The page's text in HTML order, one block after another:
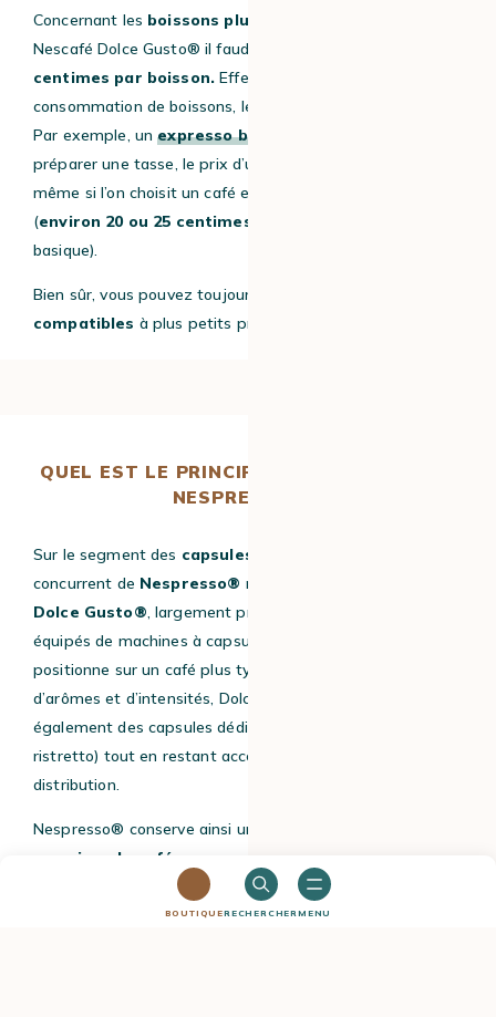
BOUTIQUERECHERCHERMENU
Concernant les boissons plus gourmandes
Nescafé Dolce Gusto® il faudra compter entre
centimes par boisson.Effectivement, suivant votre
consommation de boissons, le prix peut vite devenir élevé.
Par exemple, unexpresso broyeur
préparer une tasse, le prix d’un café reste bien inférieur,
même si l’on choisit un café en grain de torréfacteur
(environ 20 ou 25 centimes
basique).
Bien sûr, vous pouvez toujours trouver des
compatibles à plus petits prix !
QUEL EST LE PRINCIPAL CONCURRENT DE
NESPRESSO® ?
Sur le segment des capsules de café
concurrent de Nespresso® reste aujourd’hui
Dolce Gusto®, largement présent dans les foyers
équipés de machines à capsules. Si Nespresso® se
positionne sur un café plus typé, avec une recherche
d’arômes et d’intensités, Dolce Gusto® propose
également des capsules dédiées au café (espresso, lungo,
ristretto) tout en restant accessible et répandu dans la
distribution.
Nespresso® conserve ainsi une place forte sur le marché
premium du café en capsule
renforcée, notamment via le développement des
compatibles et l’offre Dolce Gusto® sur le café espresso.